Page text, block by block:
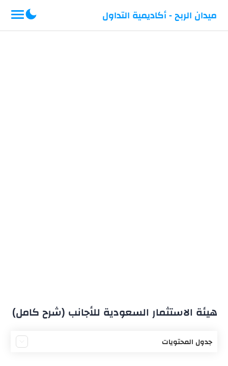
ميدان الربح - أكاديمية التداول
هيئة الاستثمار السعودية للأجانب (شرح كامل)
جدول المحتويات